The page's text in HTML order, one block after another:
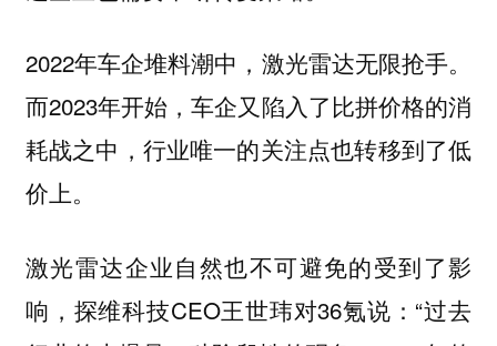
2022年车企堆料潮中，激光雷达无限抢手。
而2023年开始，车企又陷入了比拼价格的消
耗战之中，行业唯一的关注点也转移到了低
价上。
激光雷达企业自然也不可避免的受到了影
响，探维科技CEO王世玮对36氪说：“过去